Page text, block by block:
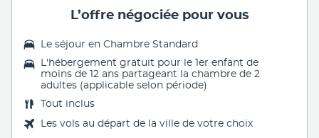
L’offre négociée pour vous
Le séjour en Chambre Standard
L'hébergement gratuit pour le 1er enfant de
moins de 12 ans partageant la chambre de 2
adultes (applicable selon période)
Tout inclus
Les vols au départ de la ville de votre choix